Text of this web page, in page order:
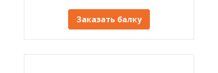
Заказать балку